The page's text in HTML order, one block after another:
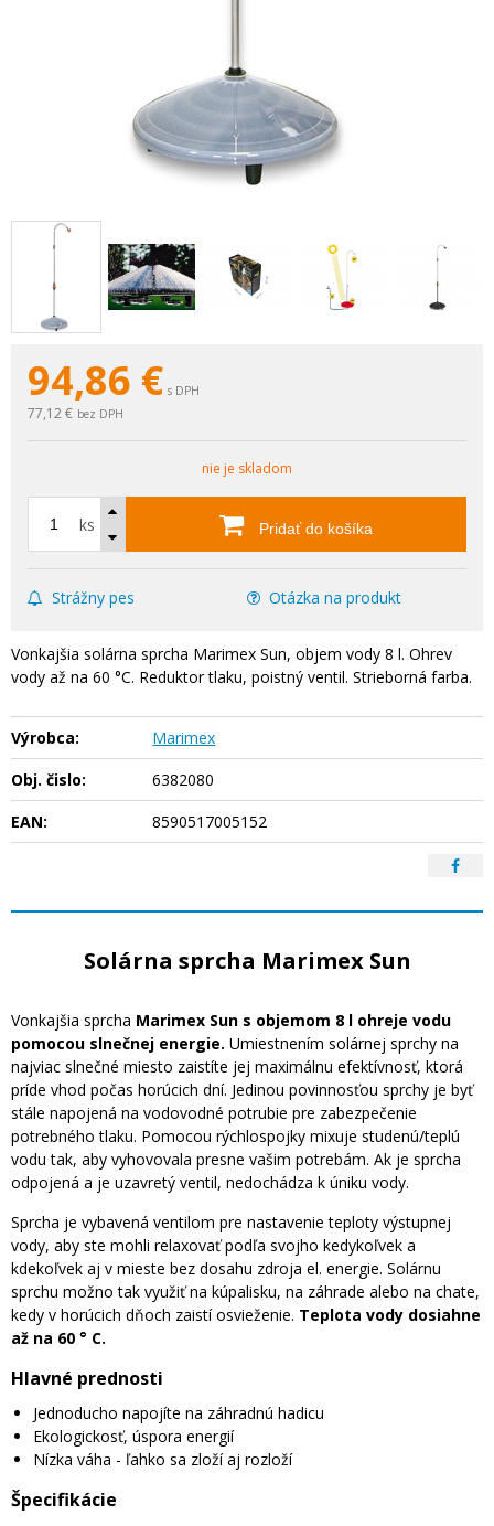
94,86 € s DPH
77,12 € bez DPH
nie je skladom
ks Pridať do košíka
Strážny pes Otázka na produkt
Vonkajšia solárna sprcha Marimex Sun, objem vody 8 l. Ohrev
vody až na 60 °C. Reduktor tlaku, poistný ventil. Strieborná farba.
Výrobca:
Marimex
Obj. čislo:
6382080
EAN:
8590517005152
Solárna sprcha Marimex Sun
Vonkajšia sprcha Marimex Sun s objemom 8 l ohreje vodu
pomocou slnečnej energie. Umiestnením solárnej sprchy na
najviac slnečné miesto zaistíte jej maximálnu efektívnosť, ktorá
príde vhod počas horúcich dní. Jedinou povinnosťou sprchy je byť
stále napojená na vodovodné potrubie pre zabezpečenie
potrebného tlaku. Pomocou rýchlospojky mixuje studenú/teplú
vodu tak, aby vyhovovala presne vašim potrebám. Ak je sprcha
odpojená a je uzavretý ventil, nedochádza k úniku vody.
Sprcha je vybavená ventilom pre nastavenie teploty výstupnej
vody, aby ste mohli relaxovať podľa svojho kedykoľvek a
kdekoľvek aj v mieste bez dosahu zdroja el. energie. Solárnu
sprchu možno tak využiť na kúpalisku, na záhrade alebo na chate,
kedy v horúcich dňoch zaistí osvieženie. Teplota vody dosiahne
až na 60 ° C.
Hlavné prednosti
Jednoducho napojíte na záhradnú hadicu
Ekologickosť, úspora energií
Nízka váha - ľahko sa zloží aj rozloží
Špecifikácie